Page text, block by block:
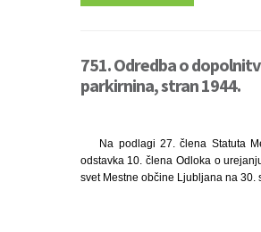
751. Odredba o
parkirnina, stran 1944.
Na podlagi 27. člena Statuta
odstavka 10. člena Odloka o
svet Mestne občine Ljubljana na 30.